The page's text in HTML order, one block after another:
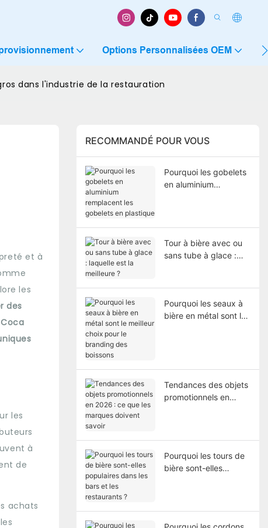
Options Personnalisées OEM
dans l'industrie de la restauration
et à
les
des
les
à
de
achats
RECOMMANDÉ POUR VOUS
Pourquoi les gobelets
en aluminium
Tour à bière avec ou
sans tube à glace :
Pourquoi les seaux à
bière en métal sont le
Tendances des objets
promotionnels en
Pourquoi les tours de
bière sont-elles